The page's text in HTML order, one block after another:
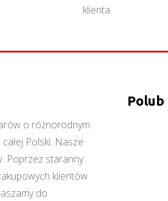
klienta.
o różnorodnym
Polski. Nasze
Poprzez staranny
klientów
do
Polub